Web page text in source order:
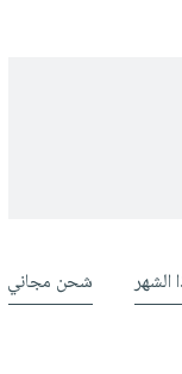
الشهر شحن مجاني